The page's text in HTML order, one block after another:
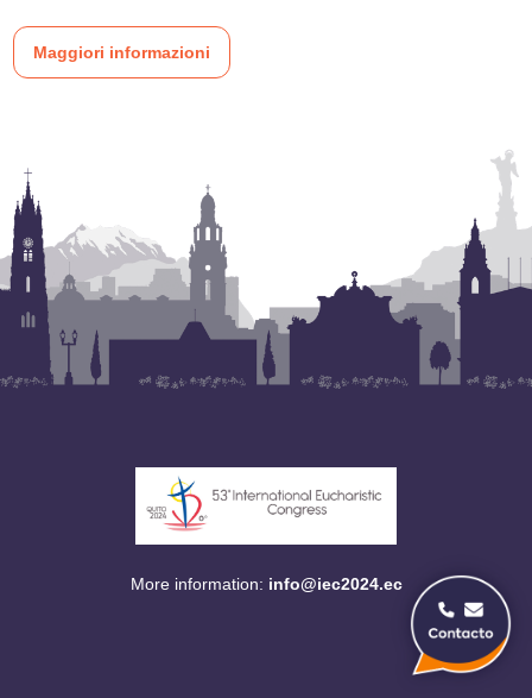
Maggiori informazioni
More information: info@iec2024.ec